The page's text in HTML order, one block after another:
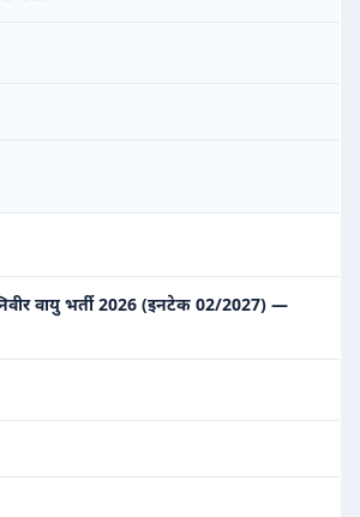
वायु भर्ती 2026 (इनटेक 02/2027) —